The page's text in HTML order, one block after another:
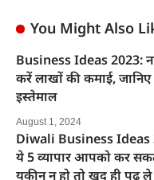
You Might Also
Business Ideas 2023:
करें लाखों की कमाई,
इस्तेमाल
August 1, 2024
Diwali Business Ideas
ये 5 व्यापार आपको कर
यकीन न हो तो खुद ही पढ़ ले